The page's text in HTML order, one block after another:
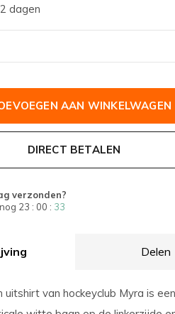
dagen
AAN WINKELWAGEN
DIRECT BETALEN
verzonden?
23 : 00 : 33
Delen
uitshirt van hockeyclub Myra is